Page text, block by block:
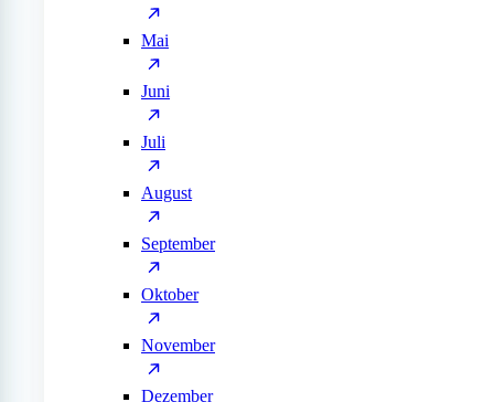
Mai
Juni
Juli
August
September
Oktober
November
Dezember